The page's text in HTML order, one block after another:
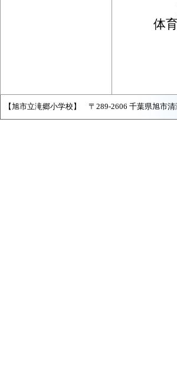
湯
体育
【旭市立滝郷小学校】 〒289-2606 千葉県旭市